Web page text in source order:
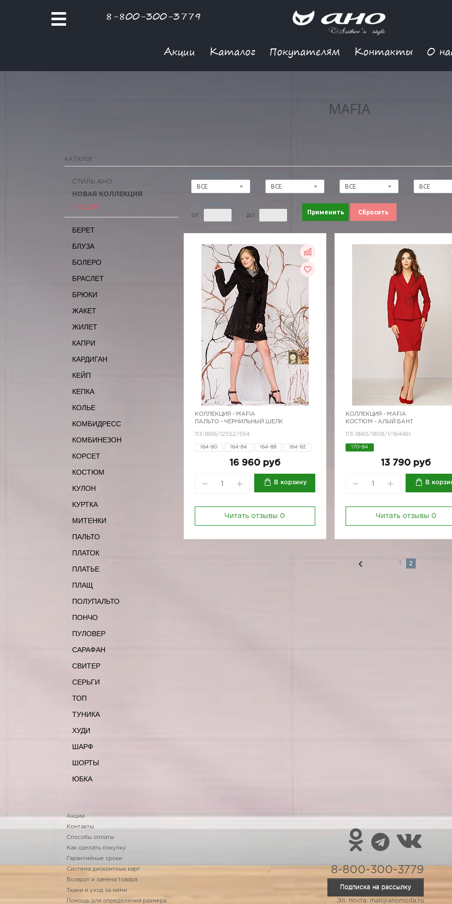
8-800-300-3779
Акции Каталог Покупателям Контакты О
MAFIA
КАТАЛОГ
ВСЕ
ВСЕ
ВСЕ
ВСЕ
ОТ ДО Применить Сбросить
СТИЛЬ АНО
НОВАЯ КОЛЛЕКЦИЯ
СКИДКА
БЕРЕТ
БЛУЗА
БОЛЕРО
БРАСЛЕТ
БРЮКИ
ЖАКЕТ
ЖИЛЕТ
КАПРИ
КАРДИГАН
КЕЙП
КЕПКА
КОЛЬЕ
КОМБИДРЕСС
КОМБИНЕЗОН
КОРСЕТ
КОСТЮМ
КУЛОН
КУРТКА
МИТЕНКИ
ПАЛЬТО
ПЛАТОК
ПЛАТЬЕ
ПЛАЩ
ПОЛУПАЛЬТО
ПОНЧО
ПУЛОВЕР
САРАФАН
СВИТЕР
СЕРЬГИ
ТОП
ТУНИКА
ХУДИ
ШАРФ
ШОРТЫ
ЮБКА
КОЛЛЕКЦИЯ - MAFIA
ПАЛЬТО - ЧЕРНИЛЬНЫЙ ШЕЛК
113-1866/12552/554
164-80 164-84 164-88 164-92
16 960 руб
В корзину
Читать отзывы 0
КОЛЛЕКЦИЯ - MAFIA
КОСТЮМ - АЛЫЙ БАНТ
113-1860/1808/1/164461
170-84
13 790 руб
В
Читать отзывы 0
1 2
Акции
Контакты
Способы оплаты
Как сделать покупку
Гарантийные сроки
Система дисконтных карт
Возврат и замена товара
Ткани и уход за ними
Помощь для определения размера
8-800-300-3779
Подписка на рассылку
Эл. почта: mail@anomoda.ru